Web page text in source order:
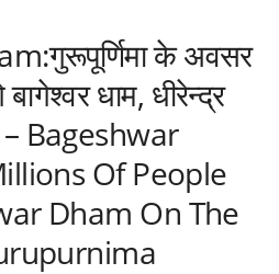
के अवसर
धाम, धीरेन्द्र
– Bageshwar
Of People
Dham On The